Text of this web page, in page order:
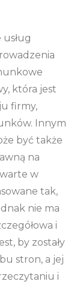
która jest
firmy,
Innym
być także
na
w
tak,
nie ma
i
by zostały
stron, a jej
i